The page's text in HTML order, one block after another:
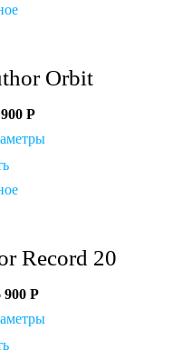
Orbit
Р
Record 20
900 Р